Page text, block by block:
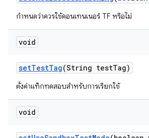
กำหนดว่าควรใช้คอนเทนเนอร์ TF หรือไม่
void
setTestTag(String testTag)
ตั้งค่าแท็กทดสอบสำหรับการเรียกใช้
void